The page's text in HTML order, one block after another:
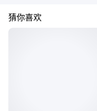
猜你喜欢